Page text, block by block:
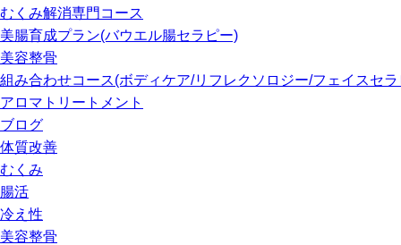
むくみ解消専門コース
美腸育成プラン(バウエル腸セラピー)
美容整骨
組み合わせコース(ボディケア/リフレクソロジー/フェイスセ
アロマトリートメント
ブログ
体質改善
むくみ
腸活
冷え性
美容整骨